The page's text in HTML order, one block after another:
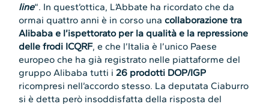
line“. In quest’ottica, L’Abbate ha ricordato che da
ormai quattro anni è in corso unacollaborazione tra
Alibaba e l’ispettorato per la qualità e la repressione
delle frodi ICQRF, e che l’Italia è l’unico Paese
europeo che ha già registrato nelle piattaforme del
gruppo Alibaba tutti i26 prodotti DOP/IGP
ricompresi nell’accordo stesso. La deputata Ciaburro
si è detta però insoddisfatta della risposta del